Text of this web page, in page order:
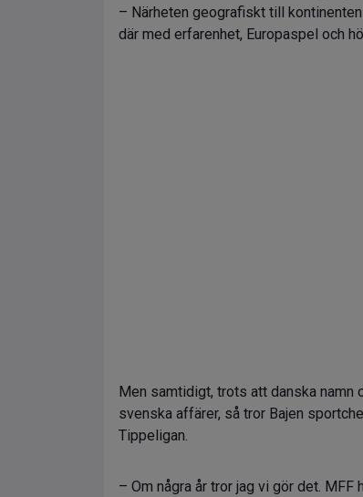
– Närheten geografiskt till
där med erfarenhet, Europaspel och
Men samtidigt, trots att danska namn
svenska affärer, så tror Bajen
Tippeligan.
– Om några år tror jag vi gör det.